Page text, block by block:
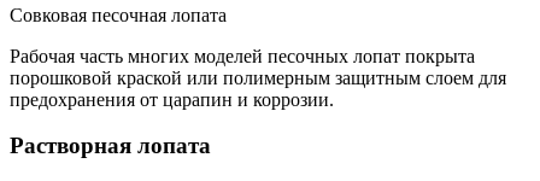
Совковая песочная лопата
Рабочая часть многих моделей песочных лопат покрыта
порошковой краской или полимерным защитным слоем для
предохранения от царапин и коррозии.
Растворная лопата